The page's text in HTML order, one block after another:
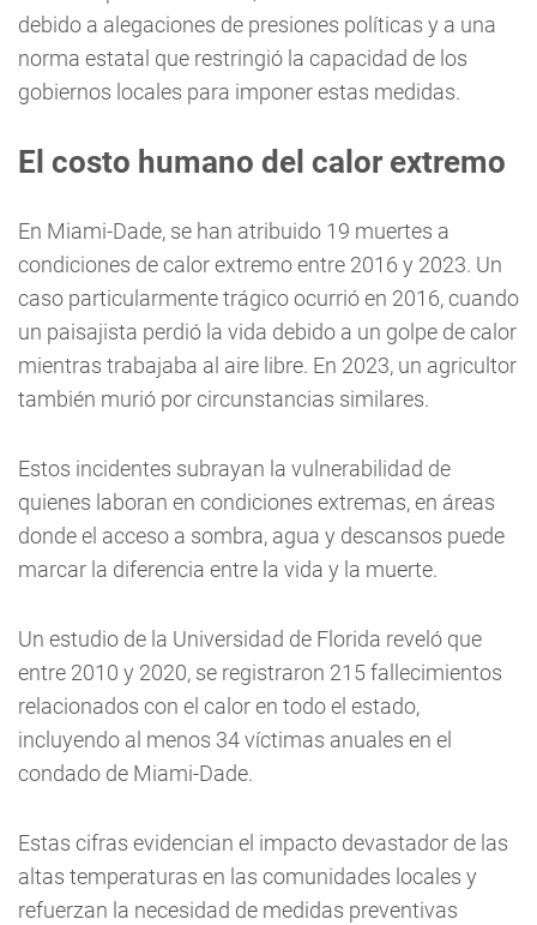
debido a alegaciones de presiones políticas y a una
norma estatal que restringió la capacidad de los
gobiernos locales para imponer estas medidas.
El costo humano del calor extremo
En Miami-Dade, se han atribuido 19 muertes a
condiciones de calor extremo entre 2016 y 2023. Un
caso particularmente trágico ocurrió en 2016, cuando
un paisajista perdió la vida debido a un golpe de calor
mientras trabajaba al aire libre. En 2023, un agricultor
también murió por circunstancias similares.
Estos incidentes subrayan la vulnerabilidad de
quienes laboran en condiciones extremas, en áreas
donde el acceso a sombra, agua y descansos puede
marcar la diferencia entre la vida y la muerte.
Un estudio de la Universidad de Florida reveló que
entre 2010 y 2020, se registraron 215 fallecimientos
relacionados con el calor en todo el estado,
incluyendo al menos 34 víctimas anuales en el
condado de Miami-Dade.
Estas cifras evidencian el impacto devastador de las
altas temperaturas en las comunidades locales y
refuerzan la necesidad de medidas preventivas